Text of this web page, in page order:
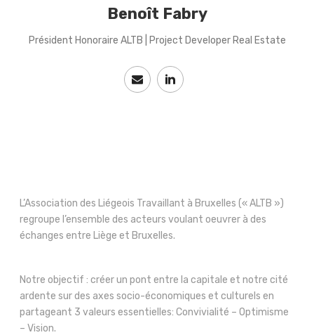
Benoît Fabry
Président Honoraire ALTB | Project Developer Real Estate
L’Association des Liégeois Travaillant à Bruxelles (« ALTB »)
regroupe l’ensemble des acteurs voulant oeuvrer à des
échanges entre Liège et Bruxelles.
Notre objectif : créer un pont entre la capitale et notre cité
ardente sur des axes socio-économiques et culturels en
partageant 3 valeurs essentielles: Convivialité – Optimisme
– Vision.